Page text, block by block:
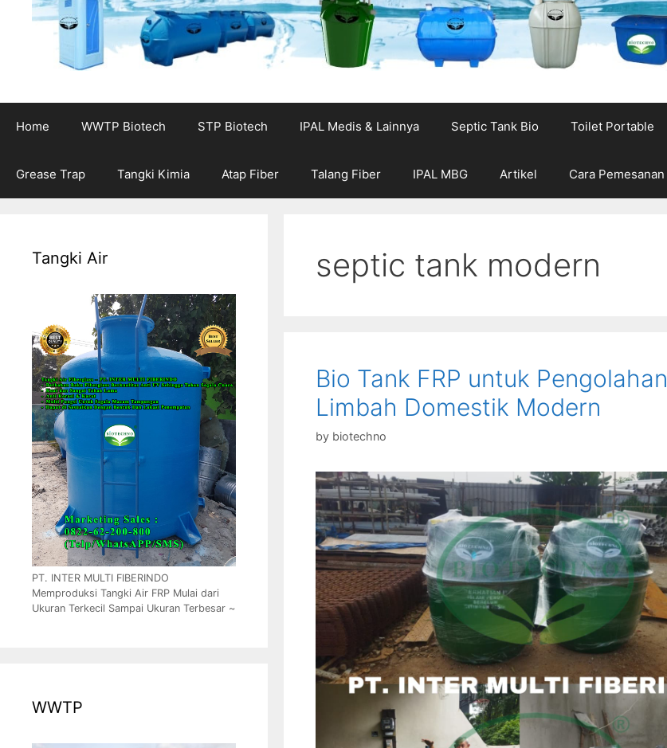
Home WWTP Biotech STP Biotech IPAL Medis & Lainnya Septic Tank Bio Toilet Portable
Grease Trap Tangki Kimia Atap Fiber Talang Fiber IPAL MBG Artikel Cara Pemesanan
septic tank modern
Bio Tank FRP untuk Pengolahan
Limbah Domestik Modern
by biotechno
Tangki Air
PT. INTER MULTI FIBERINDO
Memproduksi Tangki Air FRP Mulai dari
Ukuran Terkecil Sampai Ukuran Terbesar ~
WWTP